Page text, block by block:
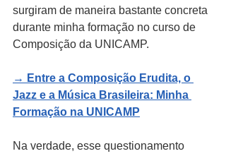
surgiram de maneira bastante concreta
durante minha formação no curso de
Composição da UNICAMP.
→ Entre a Composição Erudita, o
Jazz e a Música Brasileira: Minha
Formação na UNICAMP
Na verdade, esse questionamento